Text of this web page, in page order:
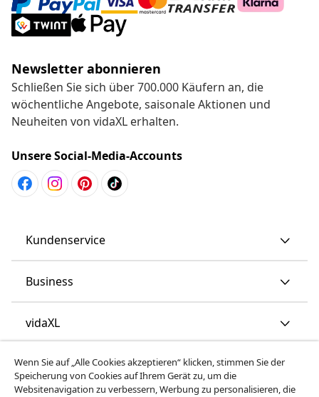
Newsletter abonnieren
Schließen Sie sich über 700.000 Käufern an, die
wöchentliche Angebote, saisonale Aktionen und
Neuheiten von vidaXL erhalten.
Unsere Social-Media-Accounts
Kundenservice
Business
vidaXL
Mehr entdecken
Wenn Sie auf „Alle Cookies akzeptieren“ klicken, stimmen Sie der
Speicherung von Cookies auf Ihrem Gerät zu, um die
Websitenavigation zu verbessern, Werbung zu personalisieren, die